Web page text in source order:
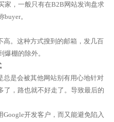
家，一般只有在B2B 网站发询盘求
buyer。
高。这种方式搜到的邮箱，发几百
棚的除外。
总是会被其他网站别有用心地针对
了，路也就不好走了。导致最后的
Google开发客户，而又能避免陷入